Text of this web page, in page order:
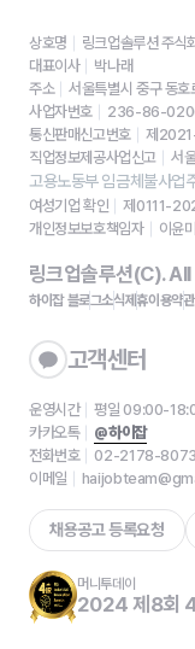
상호명
링크업솔루션 주식
대표이사
박나래
주소
서울특별시 중구 동
사업자번호
236-86-
통신판매신고번호
제
직업정보제공사업신고
서
고용노동부 임금체불사업
여성기업 확인
제0111-
개인정보보호책임자
이윤미
링크업솔루션(C).
하이잡 블로그소식제휴이용약관
고객센터
운영시간
평일 09:00-
카카오톡
@하이잡
전화번호
02-2178-
이메일
채용공고 등록요청
머니투데이
2024 제8회